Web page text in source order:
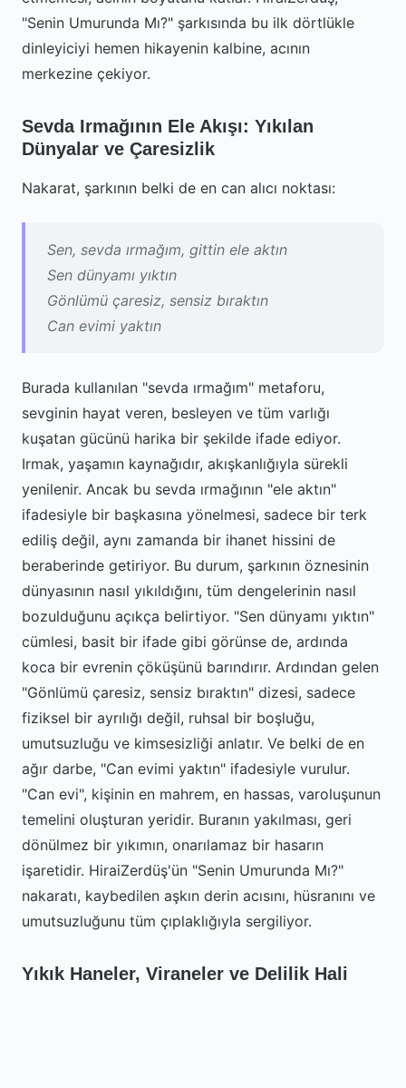
"Senin Umurunda Mı?" şarkısında bu ilk dörtlükle
dinleyiciyi hemen hikayenin kalbine, acının
merkezine çekiyor.
Sevda Irmağının Ele Akışı: Yıkılan
Dünyalar ve Çaresizlik
Nakarat, şarkının belki de en can alıcı noktası:
Sen, sevda ırmağım, gittin ele aktın
Sen dünyamı yıktın
Gönlümü çaresiz, sensiz bıraktın
Can evimi yaktın
Burada kullanılan "sevda ırmağım" metaforu,
sevginin hayat veren, besleyen ve tüm varlığı
kuşatan gücünü harika bir şekilde ifade ediyor.
Irmak, yaşamın kaynağıdır, akışkanlığıyla sürekli
yenilenir. Ancak bu sevda ırmağının "ele aktın"
ifadesiyle bir başkasına yönelmesi, sadece bir terk
ediliş değil, aynı zamanda bir ihanet hissini de
beraberinde getiriyor. Bu durum, şarkının öznesinin
dünyasının nasıl yıkıldığını, tüm dengelerinin nasıl
bozulduğunu açıkça belirtiyor. "Sen dünyamı yıktın"
cümlesi, basit bir ifade gibi görünse de, ardında
koca bir evrenin çöküşünü barındırır. Ardından gelen
"Gönlümü çaresiz, sensiz bıraktın" dizesi, sadece
fiziksel bir ayrılığı değil, ruhsal bir boşluğu,
umutsuzluğu ve kimsesizliği anlatır. Ve belki de en
ağır darbe, "Can evimi yaktın" ifadesiyle vurulur.
"Can evi", kişinin en mahrem, en hassas, varoluşunun
temelini oluşturan yeridir. Buranın yakılması, geri
dönülmez bir yıkımın, onarılamaz bir hasarın
işaretidir. HiraiZerdüş'ün "Senin Umurunda Mı?"
nakaratı, kaybedilen aşkın derin acısını, hüsranını ve
umutsuzluğunu tüm çıplaklığıyla sergiliyor.
Yıkık Haneler, Viraneler ve Delilik Hali